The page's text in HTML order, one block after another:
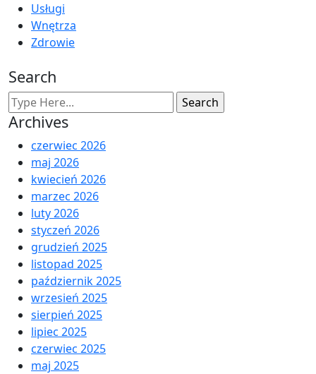
Usługi
Wnętrza
Zdrowie
Search
Archives
czerwiec 2026
maj 2026
kwiecień 2026
marzec 2026
luty 2026
styczeń 2026
grudzień 2025
listopad 2025
październik 2025
wrzesień 2025
sierpień 2025
lipiec 2025
czerwiec 2025
maj 2025